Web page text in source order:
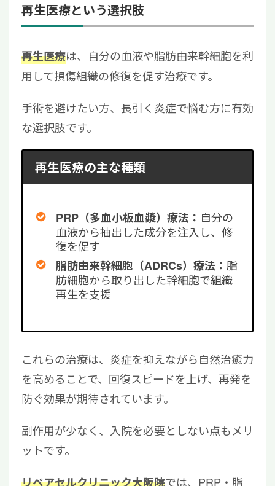
再生医療という選択肢
再生医療は、自分の血液や脂肪由来幹細胞を利
用して損傷組織の修復を促す治療です。
手術を避けたい方、長引く炎症で悩む方に有効
な選択肢です。
再生医療の主な種類
PRP（多血小板血漿）療法： 自分の
血液から抽出した成分を注入し、修
復を促す
脂肪由来幹細胞（ADRCs）療法： 脂
肪細胞から取り出した幹細胞で組織
再生を支援
これらの治療は、炎症を抑えながら自然治癒力
を高めることで、回復スピードを上げ、再発を
防ぐ効果が期待されています。
副作用が少なく、入院を必要としない点もメリ
ットです。
リペアセルクリニック大阪院では、PRP・脂